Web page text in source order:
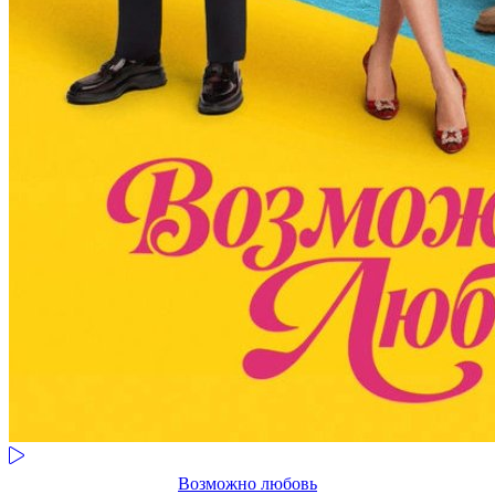
Возможно любовь